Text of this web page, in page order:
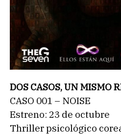
DOS CASOS, UN MISMO
CASO 001 – NOISE
Estreno: 23 de octubre
Thriller psicológico